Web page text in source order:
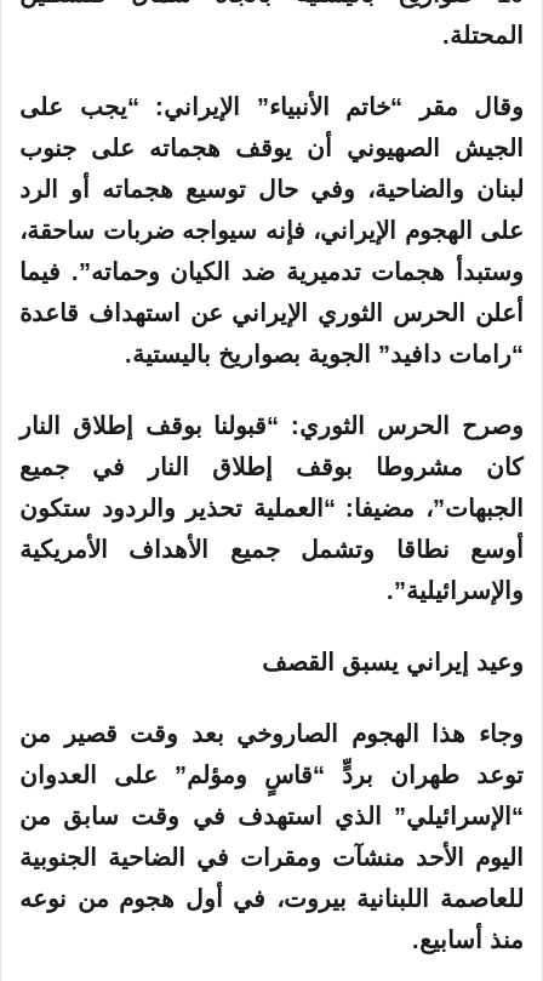
المحتلة.
وقال مقر “خاتم الأنبياء” الإيراني: “يجب على
الجيش الصهيوني أن يوقف هجماته على جنوب
لبنان والضاحية، وفي حال توسيع هجماته أو الرد
على الهجوم الإيراني، فإنه سيواجه ضربات ساحقة،
وستبدأ هجمات تدميرية ضد الكيان وحماته”. فيما
أعلن الحرس الثوري الإيراني عن استهداف قاعدة
“رامات دافيد” الجوية بصواريخ باليستية.
وصرح الحرس الثوري: “قبولنا بوقف إطلاق النار
كان مشروطا بوقف إطلاق النار في جميع
الجبهات”، مضيفا: “العملية تحذير والردود ستكون
أوسع نطاقا وتشمل جميع الأهداف الأمريكية
والإسرائيلية”.
وعيد إيراني يسبق القصف
وجاء هذا الهجوم الصاروخي بعد وقت قصير من
توعد طهران بردٍّ “قاسٍ ومؤلم” على العدوان
“الإسرائيلي” الذي استهدف في وقت سابق من
اليوم الأحد منشآت ومقرات في الضاحية الجنوبية
للعاصمة اللبنانية بيروت، في أول هجوم من نوعه
منذ أسابيع.